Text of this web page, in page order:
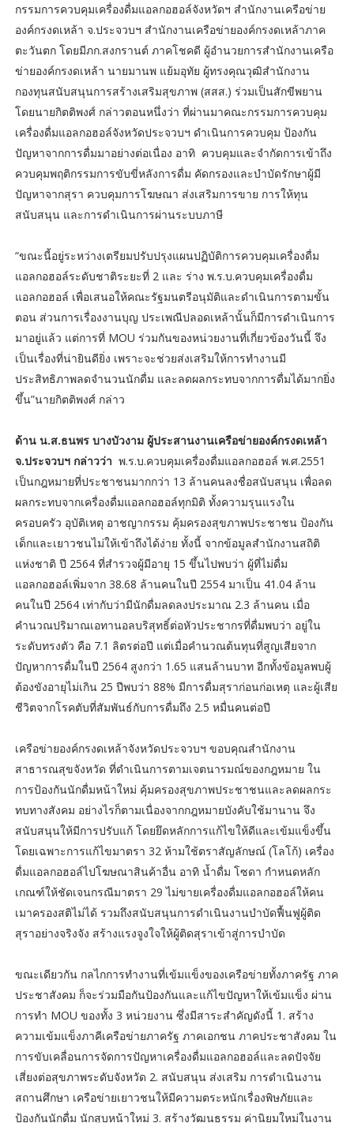
กรรมการควบคุมเครื่องดื่มแอลกอฮอล์จังหวัดฯ สำนักงานเครือข่าย
องค์กรงดเหล้า จ.ประจวบฯ สำนักงานเครือข่ายองค์กรงดเหล้าภาค
ตะวันตก โดยมีภก.สงกรานต์ ภาคโชคดี ผู้อำนวยการสำนักงานเครือ
ข่ายองค์กรงดเหล้า นายมานพ แย้มอุทัย ผู้ทรงคุณวุฒิสำนักงาน
กองทุนสนับสนุนการสร้างเสริมสุขภาพ (สสส.) ร่วมเป็นสักขีพยาน
โดยนายกิตติพงศ์ กล่าวตอนหนึ่งว่า ที่ผ่านมาคณะกรรมการควบคุม
เครื่องดื่มแอลกอฮอล์จังหวัดประจวบฯ ดำเนินการควบคุม ป้องกัน
ปัญหาจากการดื่มมาอย่างต่อเนื่อง อาทิ ควบคุมและจำกัดการเข้าถึง
ควบคุมพฤติกรรมการขับขี่หลังการดื่ม คัดกรองและบำบัดรักษาผู้มี
ปัญหาจากสุรา ควบคุมการโฆษณา ส่งเสริมการขาย การให้ทุน
สนับสนุน และการดำเนินการผ่านระบบภาษี
“ขณะนี้อยู่ระหว่างเตรียมปรับปรุงแผนปฏิบัติการควบคุมเครื่องดื่ม
แอลกอฮอล์ระดับชาติระยะที่ 2 และ ร่าง พ.ร.บ.ควบคุมเครื่องดื่ม
แอลกอฮอล์ เพื่อเสนอให้คณะรัฐมนตรีอนุมัติและดำเนินการตามขั้น
ตอน ส่วนการเรื่องงานบุญ ประเพณีปลอดเหล้านั้นก็มีการดำเนินการ
มาอยู่แล้ว แต่การที่ MOU ร่วมกันของหน่วยงานที่เกี่ยวข้องวันนี้ จึง
เป็นเรื่องที่น่ายินดียิ่ง เพราะจะช่วยส่งเสริมให้การทำงานมี
ประสิทธิภาพลดจำนวนนักดื่ม และลดผลกระทบจากการดื่มได้มากยิ่ง
ขึ้น”นายกิตติพงศ์ กล่าว
ด้าน น.ส.ธนพร บางบัวงาม ผู้ประสานงานเครือข่ายองค์กรงดเหล้า
จ.ประจวบฯ กล่าวว่า พ.ร.บ.ควบคุมเครื่องดื่มแอลกอฮอล์ พ.ศ.2551
เป็นกฎหมายที่ประชาชนมากกว่า 13 ล้านคนลงชื่อสนับสนุน เพื่อลด
ผลกระทบจากเครื่องดื่มแอลกอฮอล์ทุกมิติ ทั้งความรุนแรงใน
ครอบครัว อุบัติเหตุ อาชญากรรม คุ้มครองสุขภาพประชาชน ป้องกัน
เด็กและเยาวชนไม่ให้เข้าถึงได้ง่าย ทั้งนี้ จากข้อมูลสำนักงานสถิติ
แห่งชาติ ปี 2564 ที่สำรวจผู้มีอายุ 15 ขึ้นไปพบว่า ผู้ที่ไม่ดื่ม
แอลกอฮอล์เพิ่มจาก 38.68 ล้านคนในปี 2554 มาเป็น 41.04 ล้าน
คนในปี 2564 เท่ากับว่ามีนักดื่มลดลงประมาณ 2.3 ล้านคน เมื่อ
คำนวณปริมาณเอทานอลบริสุทธิ์ต่อหัวประชากรที่ดื่มพบว่า อยู่ใน
ระดับทรงตัว คือ 7.1 ลิตรต่อปี แต่เมื่อคำนวณต้นทุนที่สูญเสียจาก
ปัญหาการดื่มในปี 2564 สูงกว่า 1.65 แสนล้านบาท อีกทั้งข้อมูลพบผู้
ต้องขังอายุไม่เกิน 25 ปีพบว่า 88% มีการดื่มสุราก่อนก่อเหตุ และผู้เสีย
ชีวิตจากโรคตับที่สัมพันธ์กับการดื่มถึง 2.5 หมื่นคนต่อปี
เครือข่ายองค์กรงดเหล้าจังหวัดประจวบฯ ขอบคุณสำนักงาน
สาธารณสุขจังหวัด ที่ดำเนินการตามเจตนารมณ์ของกฎหมาย ใน
การป้องกันนักดื่มหน้าใหม่ คุ้มครองสุขภาพประชาชนและลดผลกระ
ทบทางสังคม อย่างไรก็ตามเนื่องจากกฎหมายบังคับใช้มานาน จึง
สนับสนุนให้มีการปรับแก้ โดยยึดหลักการแก้ไขให้ดีและเข้มแข็งขึ้น
โดยเฉพาะการแก้ไขมาตรา 32 ห้ามใช้ตราสัญลักษณ์ (โลโก้) เครื่อง
ดื่มแอลกอฮอล์ไปโฆษณาสินค้าอื่น อาทิ น้ำดื่ม โซดา กำหนดหลัก
เกณฑ์ให้ชัดเจนกรณีมาตรา 29 ไม่ขายเครื่องดื่มแอลกอฮอล์ให้คน
เมาครองสติไม่ได้ รวมถึงสนับสนุนการดำเนินงานบำบัดฟื้นฟูผู้ติด
สุราอย่างจริงจัง สร้างแรงจูงใจให้ผู้ติดสุราเข้าสู่การบำบัด
ขณะเดียวกัน กลไกการทำงานที่เข้มแข็งของเครือข่ายทั้งภาครัฐ ภาค
ประชาสังคม ก็จะร่วมมือกันป้องกันและแก้ไขปัญหาให้เข้มแข็ง ผ่าน
การทำ MOU ของทั้ง 3 หน่วยงาน ซึ่งมีสาระสำคัญดังนี้ 1. สร้าง
ความเข้มแข็งภาคีเครือข่ายภาครัฐ ภาคเอกชน ภาคประชาสังคม ใน
การขับเคลื่อนการจัดการปัญหาเครื่องดื่มแอลกอฮอล์และลดปัจจัย
เสี่ยงต่อสุขภาพระดับจังหวัด 2. สนับสนุน ส่งเสริม การดำเนินงาน
สถานศึกษา เครือข่ายเยาวชนให้มีความตระหนักเรื่องพิษภัยและ
ป้องกันนักดื่ม นักสูบหน้าใหม่ 3. สร้างวัฒนธรรม ค่านิยมใหม่ในงาน